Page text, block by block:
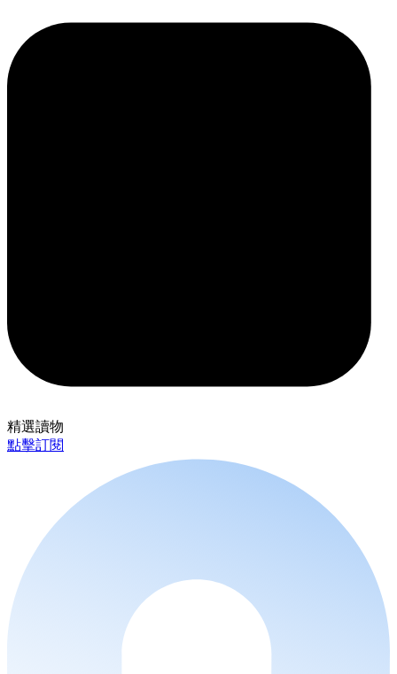
精選讀物
點擊訂閱